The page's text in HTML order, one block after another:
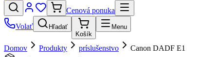
Cenová ponuka
Volať
Hľadať
Košík
Menu
Domov Produkty príslušenstvo
Canon DADF E1